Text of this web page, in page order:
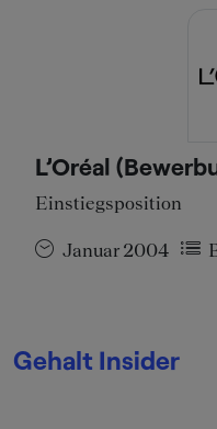
L’Oréal
Einstiegsposition
Januar 2004
Gehalt Insider